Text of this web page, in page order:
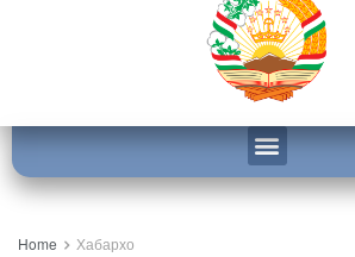
Home Хабархо